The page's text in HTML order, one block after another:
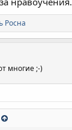
Росна
многие ;-)